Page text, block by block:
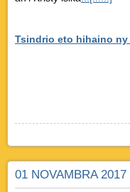
Tsindrio eto hihaino
01 NOVAMBRA